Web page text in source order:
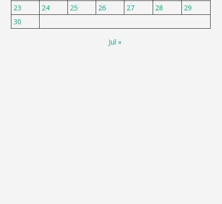
23
24 25 26 27 28
29
30
Jul »